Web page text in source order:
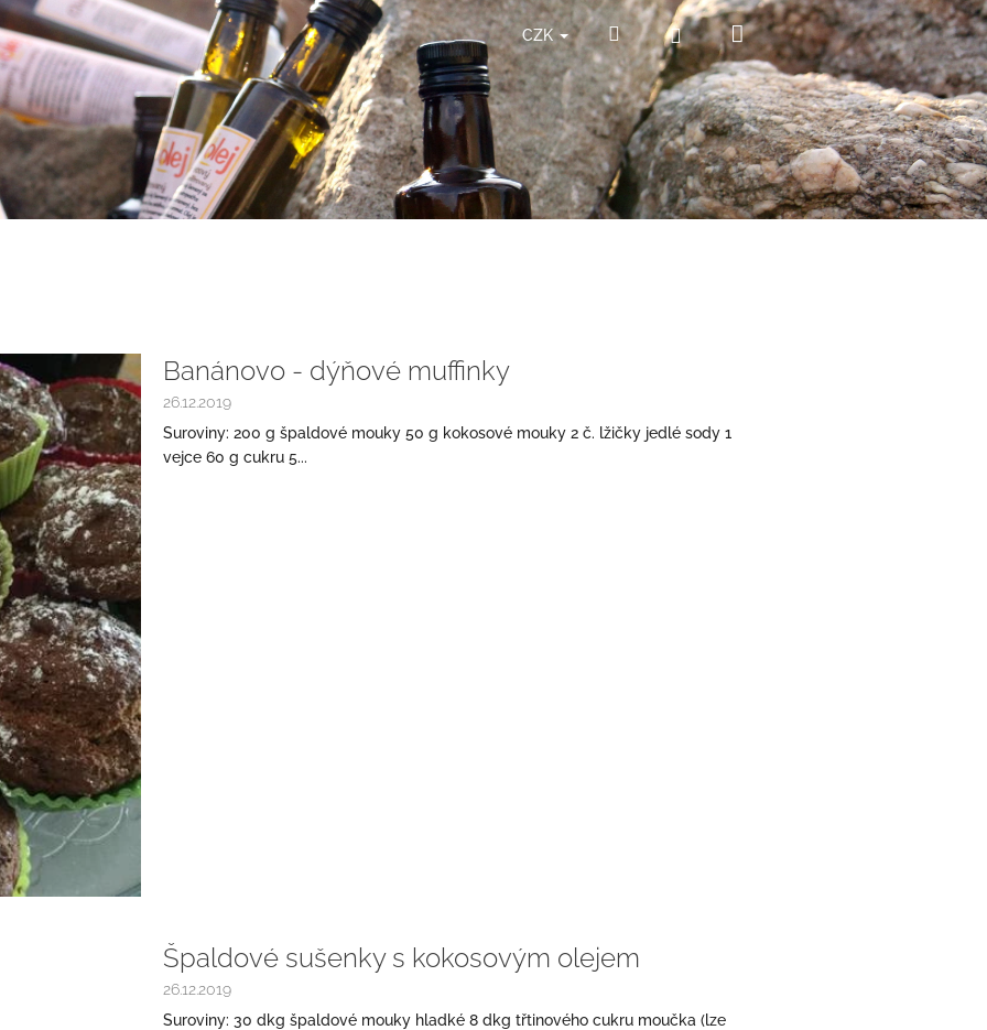
CZK HledatPřihlášeníNákupní
košík
Banánovo - dýňové muffinky
26.12.2019
Suroviny: 200 g špaldové mouky 50 g kokosové mouky 2 č. lžičky jedlé sody 1
vejce 60 g cukru 5...
Špaldové sušenky s kokosovým olejem
26.12.2019
Suroviny: 30 dkg špaldové mouky hladké 8 dkg třtinového cukru moučka (lze